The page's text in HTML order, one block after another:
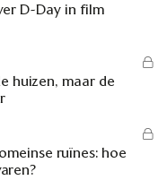
D-Day in film
huizen, maar de
ruïnes: hoe